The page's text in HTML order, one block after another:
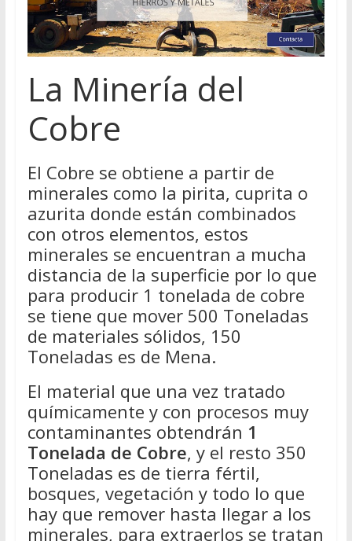
La Minería del
Cobre
El Cobre se obtiene a partir de
minerales como la pirita, cuprita o
azurita donde están combinados
con otros elementos, estos
minerales se encuentran a mucha
distancia de la superficie por lo que
para producir 1 tonelada de cobre
se tiene que mover 500 Toneladas
de materiales sólidos, 150
Toneladas es de Mena.
El material que una vez tratado
químicamente y con procesos muy
contaminantes obtendrán 1
Tonelada de Cobre, y el resto 350
Toneladas es de tierra fértil,
bosques, vegetación y todo lo que
hay que remover hasta llegar a los
minerales, para extraerlos se tratan